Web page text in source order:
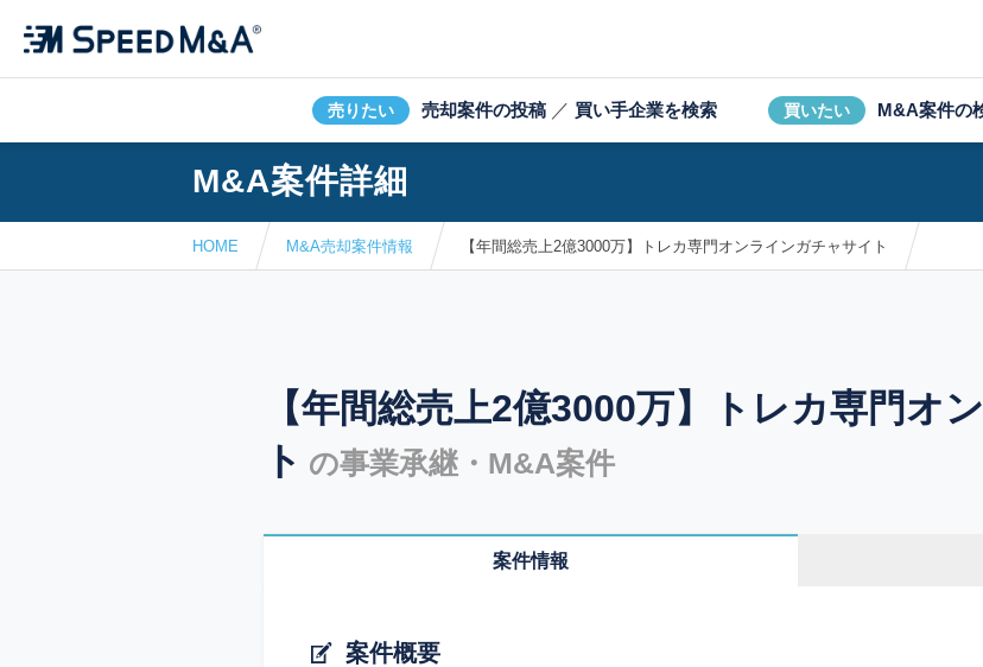
売りたい 売却案件の投稿 ／ 買い手企業を検索 買いたい M&A案件の
M&A案件詳細
HOME M&A売却案件情報 【年間総売上2億3000万】トレカ専門オンラインガチャサイト
【年間総売上2億3000万】トレカ専門オ
ト の事業承継・M&A案件
案件情報
案件概要